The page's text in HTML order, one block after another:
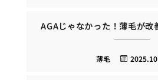
AGAじゃなかった！薄毛が改
薄毛